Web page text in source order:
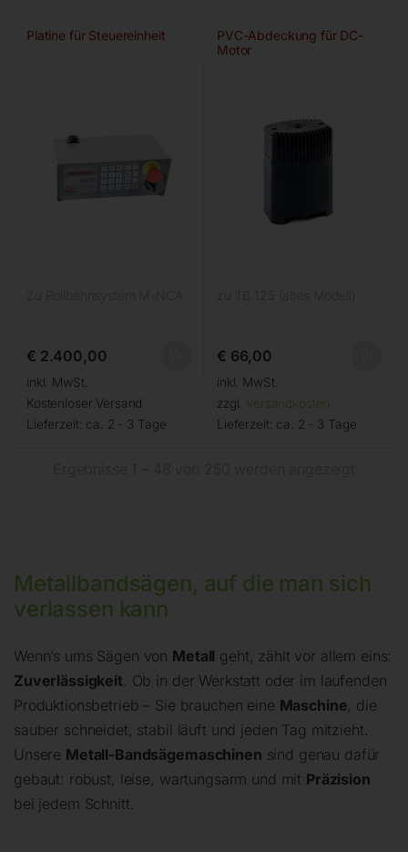
Platine für Steuereinheit
€ 2.400,00
inkl. MwSt.
Kostenloser Versand
Lieferzeit: ca. 2 - 3 Tage
PVC-Abdeckung für DC-
Motor
€ 66,00
inkl. MwSt.
zzgl. Versandkosten
Lieferzeit: ca. 2 - 3 Tage
Metallbandsägen, auf die man sich
verlassen kann
Wenn’s ums Sägen von Metall geht, zählt vor allem eins:
Zuverlässigkeit . Ob in der Werkstatt oder im laufenden
Produktionsbetrieb – Sie brauchen eine Maschine, die
sauber schneidet, stabil läuft und jeden Tag mitzieht.
Unsere Metall-Bandsägemaschinen sind genau dafür
gebaut: robust, leise, wartungsarm und mit Präzision
bei jedem Schnitt.